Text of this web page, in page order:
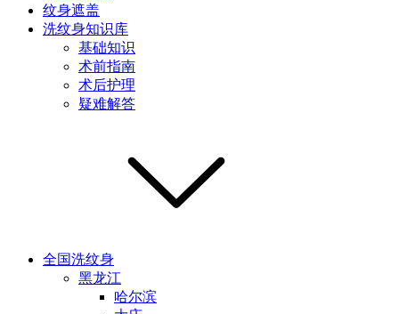
纹身遮盖
洗纹身知识库
基础知识
术前指南
术后护理
疑难解答
全国洗纹身
黑龙江
哈尔滨